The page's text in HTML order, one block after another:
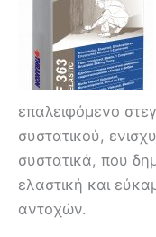
επαλειφόμενο
συστατικού,
συστατικά, που
ελαστική και
αντοχών.